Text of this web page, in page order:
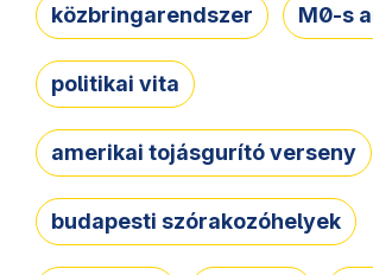
közbringarendszer M0-s
politikai vita
amerikai tojásgurító verseny
budapesti szórakozóhelyek